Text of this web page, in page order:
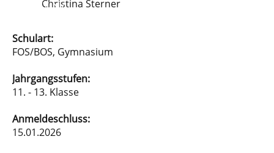
Christina Sterner
Schulart:
FOS/BOS, Gymnasium
Jahrgangsstufen:
11. - 13. Klasse
Anmeldeschluss:
15.01.2026